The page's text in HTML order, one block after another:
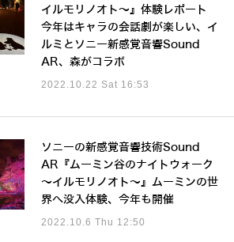
イルモリノオト～』体験レポート
今年はキャラの会話劇が楽しい、イ
ルミとソニー新感覚音響Sound
AR、森がコラボ
2022.10.22 Sat 16:53
ソニーの新感覚音響技術Sound
AR『ムーミン谷のナイトウォーク
～イルモリノオト～』ムーミンの世
界へ没入体験、今年も開催
2022.10.6 Thu 12:50